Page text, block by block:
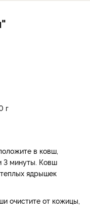
г
в ковш,
3 минуты. Ковш
ядрышек
очистите от кожицы,